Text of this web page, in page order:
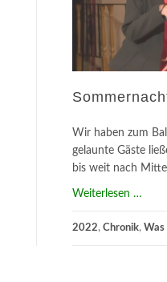
Wir haben zum
gelaunte Gäste
bis weit nach
Weiterlesen …
2022, Chronik, Was